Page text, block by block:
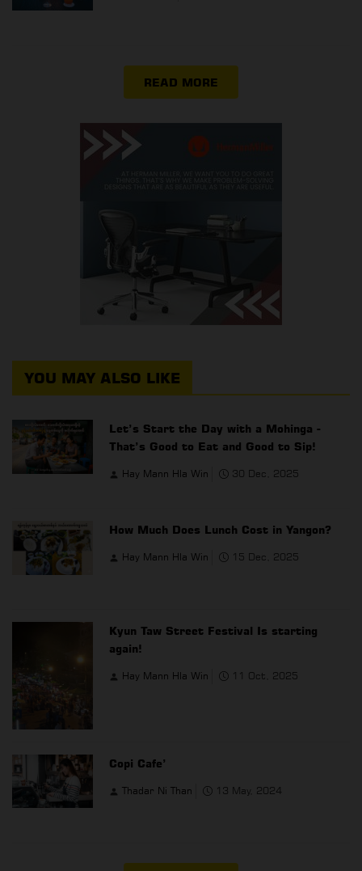
READ MORE
YOU MAY ALSO LIKE
Let’s Start the Day with a Mohinga -
That’s Good to Eat and Good to Sip!
Hay Mann Hla Win 30 Dec, 2025
How Much Does Lunch Cost in Yangon?
Hay Mann Hla Win 15 Dec, 2025
Kyun Taw Street Festival Is starting
again!
Hay Mann Hla Win 11 Oct, 2025
Copi Cafe’
Thadar Ni Than 13 May, 2024